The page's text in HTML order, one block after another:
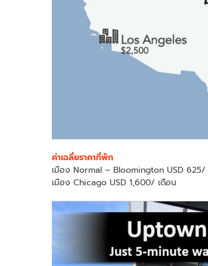
ค่าเฉลี่ยราคาที่พัก
เมือง Normal – Bloomington USD 625/
เมือง Chicago USD 1,600/ เดือน